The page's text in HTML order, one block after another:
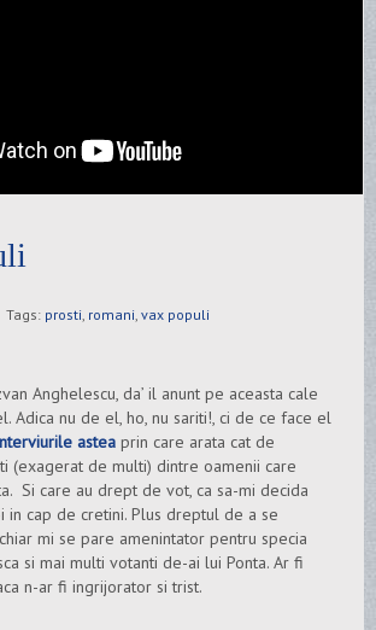
Tags: prosti romani vax populi
Anghelescu, da’ il anunt pe aceasta cale
Adica nu de el, ho, nu sariti!, ci de ce face el
astea prin care arata cat de
(exagerat de multi) dintre oamenii care
Si care au drept de vot, ca sa-mi decida
in cap de cretini. Plus dreptul de a se
mi se pare amenintator pentru specia
si mai multi votanti de-ai lui Ponta. Ar fi
n-ar fi ingrijorator si trist.